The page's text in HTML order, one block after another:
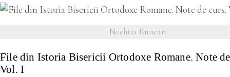
Nechita Runcan
File din Istoria Bisericii Ortodoxe Romane. Note
Vol. I